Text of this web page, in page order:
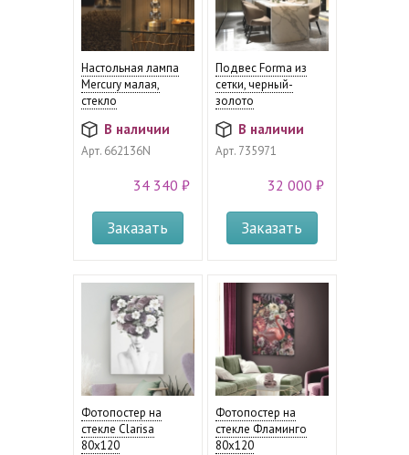
Настольная лампа
Mercury малая,
стекло
В наличии
Арт.662136N
34 340 ₽
Заказать
Подвес Forma из
сетки, черный-
золото
В наличии
Арт.735971
32 000 ₽
Заказать
Фотопостер на
стекле Clarisa
80х120
Фотопостер на
стекле Фламинго
80х120